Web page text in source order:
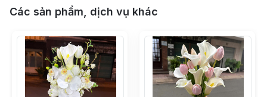
bật
trọng
Từng cánh hoa được sắp xếp hài hòa, tạo nên tổng thể
mềm mại và quý phái, giúp cô dâu thêm rạng rỡ trong
từng khoảnh khắc hạnh phúc.
Các sản phẩm, dịch vụ khác